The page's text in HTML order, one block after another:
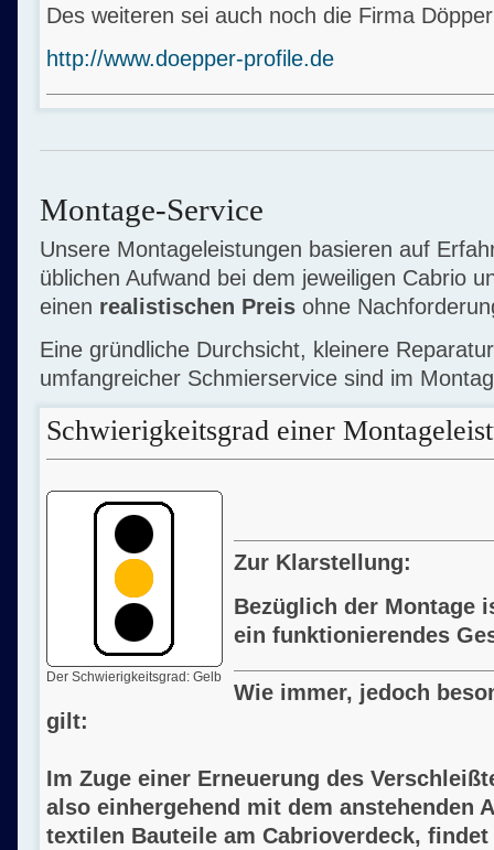
Des weiteren sei auch noch die Firma
http://www.doepper-profile.de
Montage-Service
Unsere Montageleistungen basieren auf
üblichen Aufwand bei dem jeweiligen Cabrio
einen realistischen Preis ohne
Eine gründliche Durchsicht, kleinere
umfangreicher Schmierservice sind im
Schwierigkeitsgrad einer
Der Schwierigkeitsgrad: Gelb
Zur Klarstellung:
Bezüglich der Montage
ein funktionierendes
Wie immer, jedoch
gilt:
Im Zuge einer Erneuerung des
also einhergehend mit dem anstehenden
textilen Bauteile am Cabrioverdeck,